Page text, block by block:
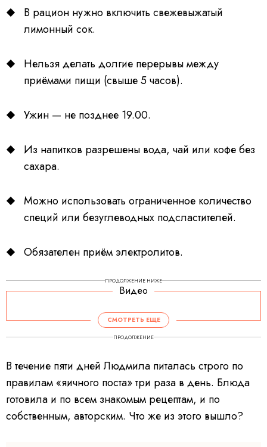
В рацион нужно включить свежевыжатый
лимонный сок.
Нельзя делать долгие перерывы между
приёмами пищи (свыше 5 часов).
Ужин — не позднее 19.00.
Из напитков разрешены вода, чай или кофе без
сахара.
Можно использовать ограниченное количество
специй или безуглеводных подсластителей.
Обязателен приём электролитов.
ПРОДОЛЖЕНИЕ НИЖЕ
Видео
СМОТРЕТЬ ЕЩЕ
ПРОДОЛЖЕНИЕ
В течение пяти дней Людмила питалась строго по
правилам «яичного поста» три раза в день. Блюда
готовила и по всем знакомым рецептам, и по
собственным, авторским. Что же из этого вышло?